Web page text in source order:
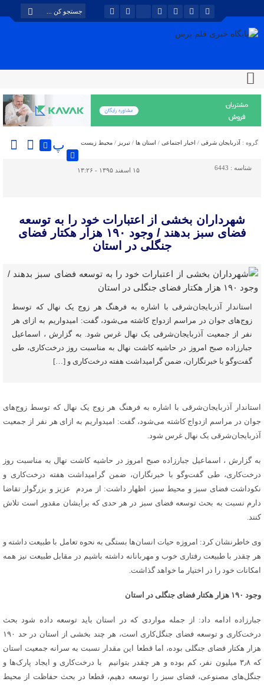
گروه : آذربایجان شرقی / اخبار اجتماعی / استان ها / تبریز / محیط زیست پ
شناسه : 6443 ۱۵ اسفند ۱۳۹۵ - ۱۳:۲۶
شهرداران بخشی از اعتبارات خود را به توسعه
فضای سبز بدهند / وجود ۱۹۰ هزار هکتار فضای
جنگلی در استان
استاندار آذربایجان‌شرقی با اشاره به فرهنگ هر زوج یک نهال که توسط
زوج‌های جوان در مراسم ازدواج کاشته می‌شود، گفت: امیدواریم به ازای هر
نفر از جمعیت آذربایجان‌شرقی یک نهال غرس شود. به گزارش ، اسماعیل
جبارزاده صبح امروز در حاشیه کاشت نهال به مناسبت روز درخت‌کاری، طی
گفت‌و‌گو با خبرنگاران، ضمن گرامیداشت هفته درخت‌کاری و […]
استاندار آذربایجان‌شرقی با اشاره به فرهنگ هر زوج یک نهال که توسط زوج‌های
جوان در مراسم ازدواج کاشته می‌شود، گفت: امیدواریم به ازای هر نفر از جمعیت
آذربایجان‌شرقی یک نهال غرس شود.
به گزارش ، اسماعیل جبارزاده صبح امروز در حاشیه کاشت نهال به مناسبت روز
درخت‌کاری، طی گفت‌و‌گو با خبرنگاران، ضمن گرامیداشت هفته درخت‌کاری و
نکوداشت فضای سبز و محیط سبز، اظهار داشت: از مردم عزیز و بزرگوار تقاضا
دارم نسبت به بحث توسعه فضای سبز در هر حدی که برایشان مقدور است تلاش
کنند.
وی خاطرنشان کرد: امروزه حیات انسان‌ها بستگی به نحوه تعامل با طبیعت داشته و
هر چقدر با طبیعت رفتاری خوب و مهربانانه داشته باشیم در مقابل طبیعت نیز همه
امکانات خود را در اختیار ما خواهد گذاشت.
وجود ۱۹۰ هزار هکتار فضای جنگلی در استان
جبارزاده ادامه داد: از جمله مواردی که در استان باید توسعه داده شود بحث
درخت‌کاری و توسعه فضای جنگل‌کاری است، هر چند بخشی از استان در حد ۱۹۰
هزار هکتار فضای جنگلی بوده، اما قطعا این مقدار نسبت به سرانه جمعیت استان
که ۳٫۸ میلیون نفر، کم بوده و هر چقدر بتوانیم با درخت‌کاری و ایجاد پارک‌ها و
جنگل‌های مصنوعی، فضای سبز را توسعه دهیم، قطعا در بحث حفاظت از محیط